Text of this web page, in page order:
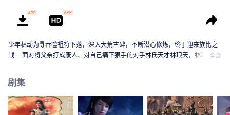
少年林动为寻吞噬祖符下落，深入大荒古碑，不断潜心修炼，终于迎来族比之
战… 面对将父亲打成废人、对自己痛下狠手的对手林氏天才林琅天，林动心中
全部
剧集